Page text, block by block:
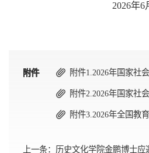
2026年6
附件 附件1.2026年国家社
附件
附件2.2026年国家社
附件
附件3.2026年全国教
上一条：